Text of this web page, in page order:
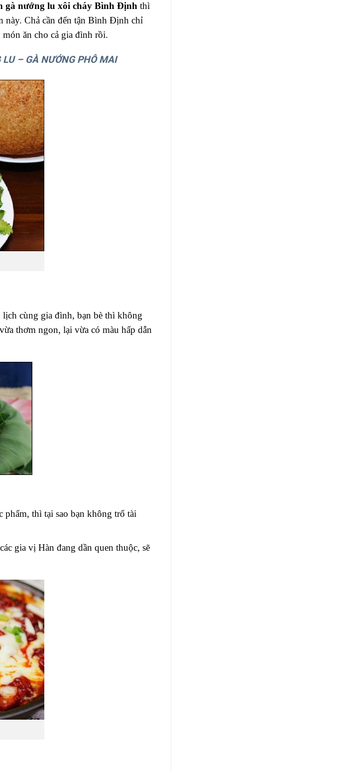
gà nướng lu xôi cháy Bình Định thì
này. Chả cần đến tận Bình Định chỉ
ăn cho cả gia đình rồi.
– GÀ NƯỚNG PHÔ MAI
cùng gia đình, bạn bè thì không
thơm ngon, lại vừa có màu hấp dẫn
phẩm, thì tại sao bạn không trổ tài
gia vị Hàn đang dần quen thuộc, sẽ